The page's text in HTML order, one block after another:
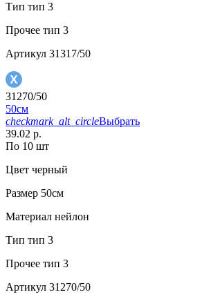
Тип тип 3
Прочее тип 3
Артикул 31317/50
31270/50
50см
checkmark_alt_circleВыбрать
39.02 р.
По 10 шт
Цвет черный
Размер 50см
Материал нейлон
Тип тип 3
Прочее тип 3
Артикул 31270/50